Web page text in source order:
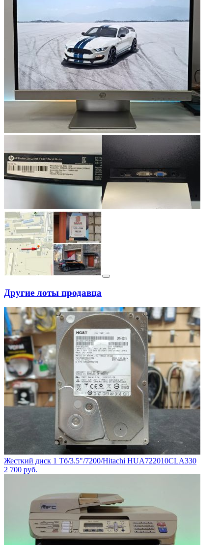
Другие лоты продавца
Жесткий диск 1 Тб/3.5"/7200/Hitachi HUA722010CLA330
2 700 руб.